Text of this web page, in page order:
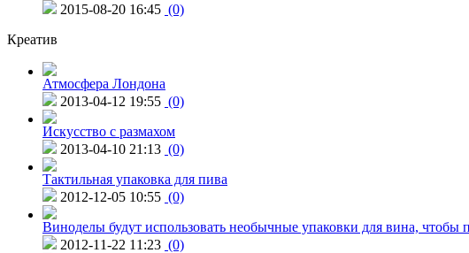
2015-08-20 16:45 (0)
Креатив
Атмосфера Лондона
2013-04-12 19:55 (0)
Искусство с размахом
2013-04-10 21:13 (0)
Тактильная упаковка для пива
2012-12-05 10:55 (0)
Виноделы будут использовать необычные упаковки для вина, чтобы
2012-11-22 11:23 (0)